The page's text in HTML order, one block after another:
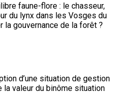
faune-flore : le chasseur,
du lynx dans les Vosges du
gouvernance de la forêt ?
d’une situation de gestion
la valeur du binôme situation